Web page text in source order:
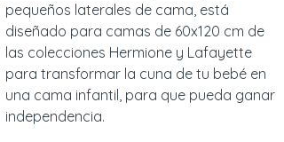
pequeños laterales de cama, está
diseñado para camas de 60x120 cm de
las colecciones Hermione y Lafayette
para transformar la cuna de tu bebé en
una cama infantil, para que pueda ganar
independencia.